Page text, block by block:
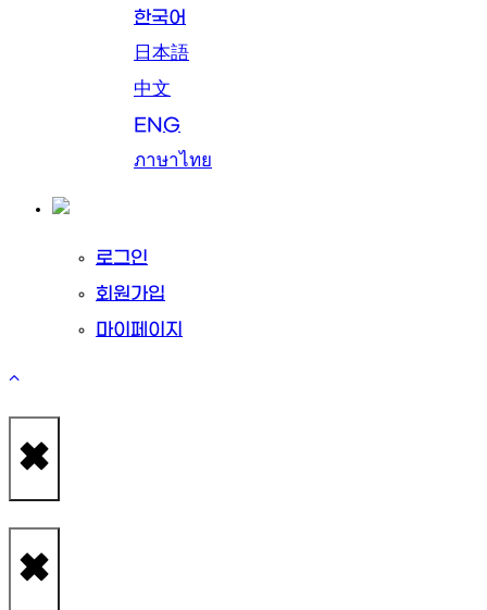
한국어
日本語
中文
ENG
ภาษาไทย
로그인
회원가입
마이페이지
×
×